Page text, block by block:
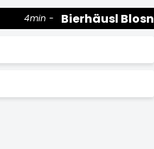
Bierhäusl Blosn
4min